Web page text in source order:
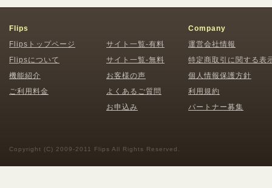
Flips
Flipsトップページ
Flipsについて
機能紹介
ご利用料金
サイト一覧-有料
サイト一覧-無料
お客様の声
よくあるご質問
お申込み
Company
運営会社情報
特定商取引に関する表
個人情報保護方針
利用規約
パートナー募集
Copyright (C) 2009-2011 Flips All Rights Reserved.